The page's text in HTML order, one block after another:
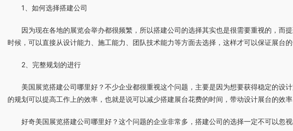
1、如何选择搭建公司
因为现在各地的展览会举办都很频繁，所以搭建公司的选择其实也是很需要重视的，
时候，可以直接从设计能力、施工能力、团队技术能力等方面去选择，这样才可以保证展台的
2、完整规划的进行
美国展览搭建公司哪里好？不少企业都很重视这个问题，主要是因为想要获得稳定的
的规划可以提高工作上的效率，也就是说可以减少搭建展台花费的时间，带动设计展台的效
好奇美国展览搭建公司哪里好？这个问题的企业非常多，搭建公司的选择一定不可以忽